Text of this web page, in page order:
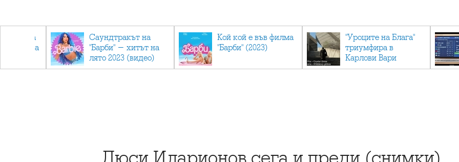
върна
мандата
Саундтракът на
"Барби" - хитът на
лято 2023 (видео)
Кой кой е във филма
"Барби" (2023)
"Уроците на Блага"
триумфира в
Карлови Вари